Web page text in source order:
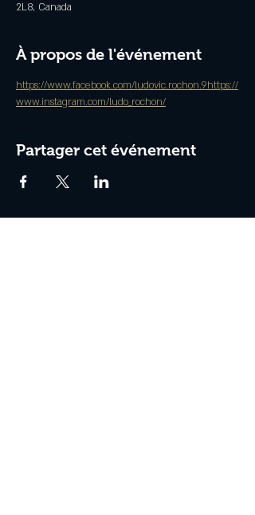
2L8, Canada
À propos de l'événement
https://www.facebook.com/ludovic.rochon.9https://
www.instagram.com/ludo_rochon/
Partager cet événement